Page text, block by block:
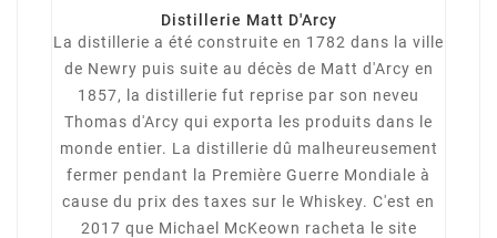
Distillerie Matt D'Arcy
La distillerie a été construite en 1782 dans la ville
de Newry puis suite au décès de Matt d'Arcy en
1857, la distillerie fut reprise par son neveu
Thomas d'Arcy qui exporta les produits dans le
monde entier. La distillerie dû malheureusement
fermer pendant la Première Guerre Mondiale à
cause du prix des taxes sur le Whiskey. C'est en
2017 que Michael McKeown racheta le site